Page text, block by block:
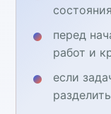
перед
работ и
если